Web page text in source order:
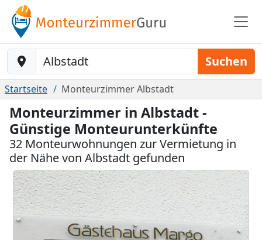
Baustelle-Location Suchen
Startseite Monteurzimmer Albstadt
Monteurzimmer in Albstadt -
Günstige Monteurunterkünfte
32 Monteurwohnungen zur Vermietung in
der Nähe von Albstadt gefunden